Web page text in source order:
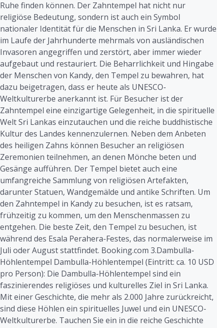
Ruhe finden können. Der Zahntempel hat nicht nur
religiöse Bedeutung, sondern ist auch ein Symbol
nationaler Identität für die Menschen in Sri Lanka. Er wurde
im Laufe der Jahrhunderte mehrmals von ausländischen
Invasoren angegriffen und zerstört, aber immer wieder
aufgebaut und restauriert. Die Beharrlichkeit und Hingabe
der Menschen von Kandy, den Tempel zu bewahren, hat
dazu beigetragen, dass er heute als UNESCO-
Weltkulturerbe anerkannt ist. Für Besucher ist der
Zahntempel eine einzigartige Gelegenheit, in die spirituelle
Welt Sri Lankas einzutauchen und die reiche buddhistische
Kultur des Landes kennenzulernen. Neben dem Anbeten
des heiligen Zahns können Besucher an religiösen
Zeremonien teilnehmen, an denen Mönche beten und
Gesänge aufführen. Der Tempel bietet auch eine
umfangreiche Sammlung von religiösen Artefakten,
darunter Statuen, Wandgemälde und antike Schriften. Um
den Zahntempel in Kandy zu besuchen, ist es ratsam,
frühzeitig zu kommen, um den Menschenmassen zu
entgehen. Die beste Zeit, den Tempel zu besuchen, ist
während des Esala Perahera-Festes, das normalerweise im
Juli oder August stattfindet. Booking.com 3.Dambulla-
Höhlentempel Dambulla-Höhlentempel (Eintritt: ca. 10 USD
pro Person): Die Dambulla-Höhlentempel sind ein
faszinierendes religiöses und kulturelles Ziel in Sri Lanka.
Mit einer Geschichte, die mehr als 2.000 Jahre zurückreicht,
sind diese Höhlen ein spirituelles Juwel und ein UNESCO-
Weltkulturerbe. Tauchen Sie ein in die reiche Geschichte